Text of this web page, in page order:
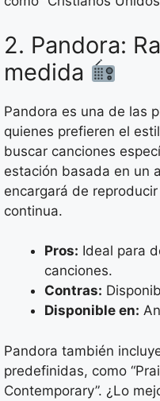
2. Pandora:
medida
Pandora es una de las
quienes prefieren el
buscar canciones
estación basada en un
encargará de
continua.
Pros: Ideal para
canciones.
Contras:
Disponible en:
Pandora también
predefinidas, como
Contemporary”. ¿Lo